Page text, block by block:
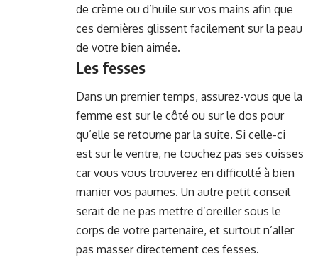
de crème ou d’huile sur vos mains afin que
ces dernières glissent facilement sur la peau
de votre bien aimée.
Les fesses
Dans un premier temps, assurez-vous que la
femme est sur le côté ou sur le dos pour
qu’elle se retourne par la suite. Si celle-ci
est sur le ventre, ne touchez pas ses cuisses
car vous vous trouverez en difficulté à bien
manier vos paumes. Un autre petit conseil
serait de ne pas mettre d’oreiller sous le
corps de votre partenaire, et surtout n’aller
pas masser directement ces fesses.